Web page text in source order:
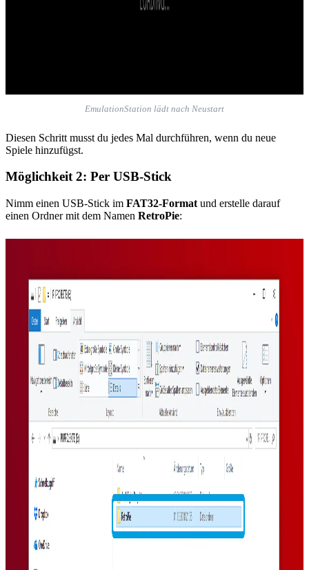
EmulationStation lädt nach Neustart
Diesen Schritt musst du jedes Mal durchführen, wenn du neue
Spiele hinzufügst.
Möglichkeit 2: Per USB-Stick
Nimm einen USB-Stick im FAT32-Format und erstelle darauf
einen Ordner mit dem Namen RetroPie: